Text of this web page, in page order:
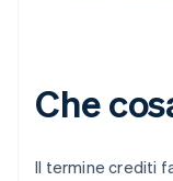
Che
Il termine crediti